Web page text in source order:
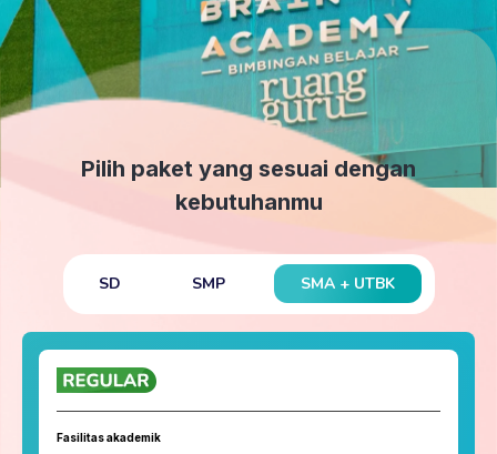
Pilih paket yang sesuai dengan
kebutuhanmu
SD SMP SMA + UTBK
Fasilitas akademik